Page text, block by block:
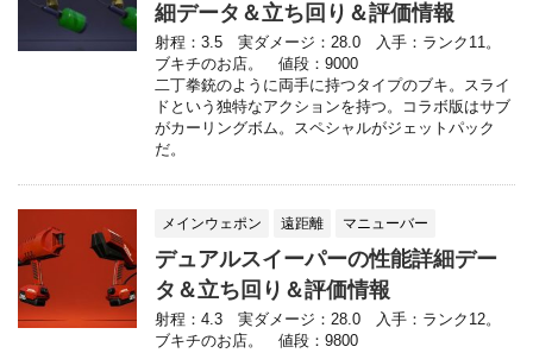
細データ＆立ち回り＆評価情報
射程：3.5 実ダメージ：28.0 入手：ランク11。
ブキチのお店。 値段：9000
二丁拳銃のように両手に持つタイプのブキ。スライ
ドという独特なアクションを持つ。コラボ版はサブ
がカーリングボム。スペシャルがジェットパック
だ。
メインウェポン 遠距離 マニューバー
デュアルスイーパーの性能詳細デー
タ＆立ち回り＆評価情報
射程：4.3 実ダメージ：28.0 入手：ランク12。
ブキチのお店。 値段：9800